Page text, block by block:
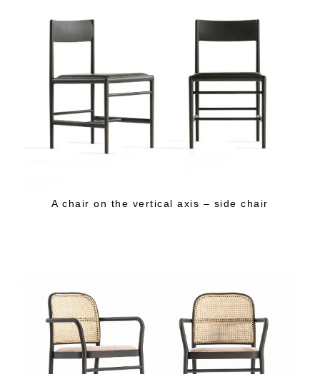
A chair on the vertical axis – side chair